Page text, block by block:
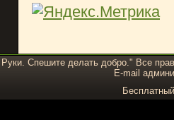
Спешите делать добро." Все
E-mail